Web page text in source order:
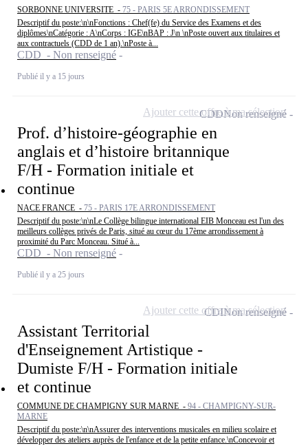
SORBONNE UNIVERSITE - 75 - PARIS 5E ARRONDISSEMENT
Descriptif du poste:\n\nFonctions : Chef(fe) du Service des Examens et des
diplômes\nCatégorie : A\nCorps : IGE\nBAP : J\n \nPoste ouvert aux titulaires et
aux contractuels (CDD de 1 an).\nPoste à...
CDD - Non renseigné
Publié il y a 15 jours
Prof. d’histoire-géographie en
anglais et d’histoire britannique
F/H - Formation initiale et
continue
NACE FRANCE - 75 - PARIS 17E ARRONDISSEMENT
Descriptif du poste:\n\nLe Collège bilingue international EIB Monceau est l'un des
meilleurs collèges privés de Paris, situé au cœur du 17ème arrondissement à
proximité du Parc Monceau. Situé à...
CDD - Non renseigné
Publié il y a 25 jours
CDDNon renseigné
Ajouter cette offre à ma sélection
Assistant Territorial
d'Enseignement Artistique -
Dumiste F/H - Formation initiale
et continue
COMMUNE DE CHAMPIGNY SUR MARNE - 94 - CHAMPIGNY-SUR-
MARNE
Descriptif du poste:\n\nAssurer des interventions musicales en milieu scolaire et
développer des ateliers auprès de l'enfance et de la petite enfance.\nConcevoir et
CDINon renseigné
Ajouter cette offre à ma sélection